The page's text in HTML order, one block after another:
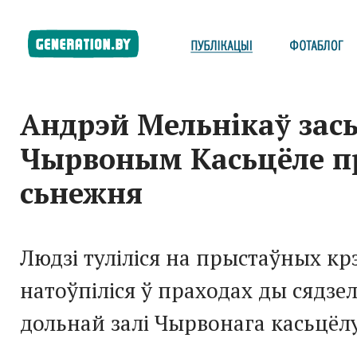
Андрэй Мельнікаў
Чырвоным Касьцёле
сьнежня
Людзі туліліся на прыстаўных
натоўпіліся ў праходах ды
дольнай залі Чырвонага